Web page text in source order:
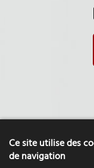
Ce site utilise des
de navigation